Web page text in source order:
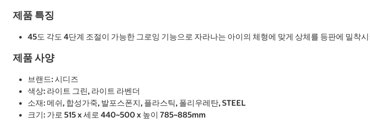
제품 특징
45도 각도 4단계 조절이 가능한 그로잉 기능으로 자라나는 아이의 체형에 맞게 상체를 등판에 밀착
제품 사양
브랜드: 시디즈
색상: 라이트 그린, 라이트 라벤더
소재: 메쉬, 합성가죽, 발포스폰지, 플라스틱, 폴리우레탄, STEEL
크기: 가로 515 x 세로 440~500 x 높이 785~885mm